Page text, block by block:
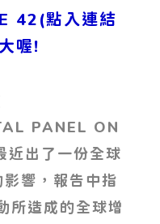
42(點入連結
喔!
PANEL ON
出了一份全球
響，報告中指
所造成的全球增